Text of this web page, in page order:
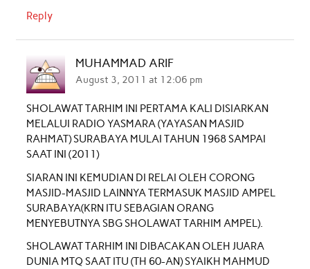
Reply
MUHAMMAD ARIF
August 3, 2011 at 12:06 pm
SHOLAWAT TARHIM INI PERTAMA KALI DISIARKAN
MELALUI RADIO YASMARA (YAYASAN MASJID
RAHMAT) SURABAYA MULAI TAHUN 1968 SAMPAI
SAAT INI (2011)
SIARAN INI KEMUDIAN DI RELAI OLEH CORONG
MASJID-MASJID LAINNYA TERMASUK MASJID AMPEL
SURABAYA(KRN ITU SEBAGIAN ORANG
MENYEBUTNYA SBG SHOLAWAT TARHIM AMPEL).
SHOLAWAT TARHIM INI DIBACAKAN OLEH JUARA
DUNIA MTQ SAAT ITU (TH 60-AN) SYAIKH MAHMUD